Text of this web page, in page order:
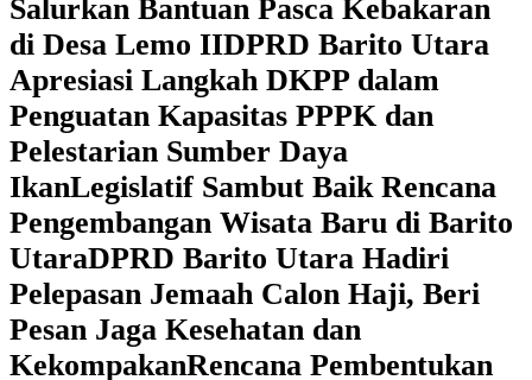
Salurkan Bantuan Pasca Kebakaran
di Desa Lemo IIDPRD Barito Utara
Apresiasi Langkah DKPP dalam
Penguatan Kapasitas PPPK dan
Pelestarian Sumber Daya
IkanLegislatif Sambut Baik Rencana
Pengembangan Wisata Baru di Barito
UtaraDPRD Barito Utara Hadiri
Pelepasan Jemaah Calon Haji, Beri
Pesan Jaga Kesehatan dan
KekompakanRencana Pembentukan